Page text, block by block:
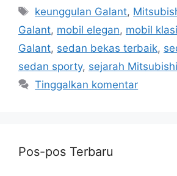
Tag
keunggulan Galant,
Galant, mobil elegan, mobil
Galant, sedan bekas terbaik,
sedan sporty, sejarah
Tinggalkan komentar
Pos-pos Terbaru